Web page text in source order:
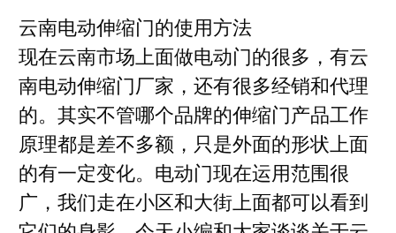
云南电动伸缩门的使用方法
现在云南市场上面做电动门的很多，有云
南电动伸缩门厂家，还有很多经销和代理
的。其实不管哪个品牌的伸缩门产品工作
原理都是差不多额，只是外面的形状上面
的有一定变化。电动门现在运用范围很
广，我们走在小区和大街上面都可以看到